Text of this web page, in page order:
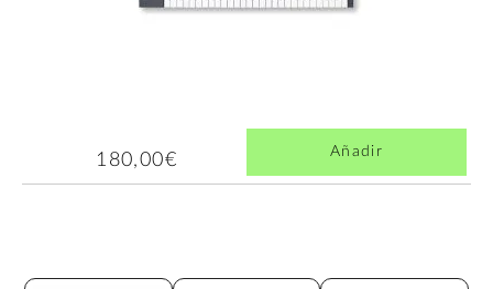
180,00€ Añadir